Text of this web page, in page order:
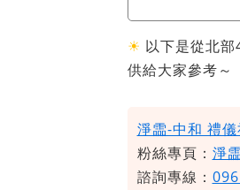
☀ 以下是從北
供給大家參考～
淨霝-中和 禮
粉絲專頁： 淨
諮詢專線：